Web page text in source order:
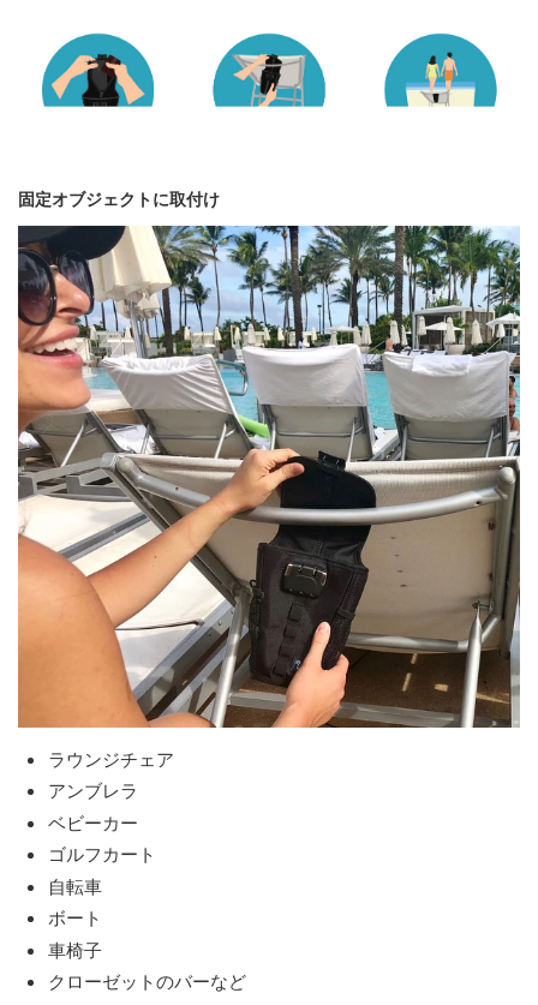
固定オブジェクトに取付け
ラウンジチェア
アンブレラ
ベビーカー
ゴルフカート
自転車
ボート
車椅子
クローゼットのバーなど